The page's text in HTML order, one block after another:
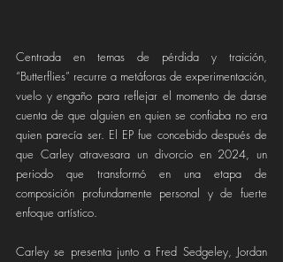
Centrada en temas de pérdida y traición,
“Butterflies” recurre a metáforas de experimentación,
vuelo y engaño para reflejar el momento de darse
cuenta de que alguien en quien se confiaba no era
quien parecía ser. El EP fue concebido después de
que Carley atravesara un divorcio en 2024, un
periodo que transformó en una etapa de
composición profundamente personal y de fuerte
enfoque artístico.
Carley se presenta junto a Fred Sedgeley, Jordan